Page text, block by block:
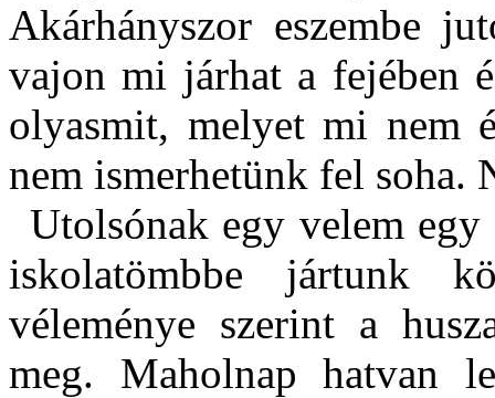
Akárhányszor eszembe
vajon mi járhat a fejében
olyasmit, melyet mi nem
nem ismerhetünk fel soha.
Utolsónak egy velem
iskolatömbbe jártunk
véleménye szerint a
meg. Maholnap hatvan